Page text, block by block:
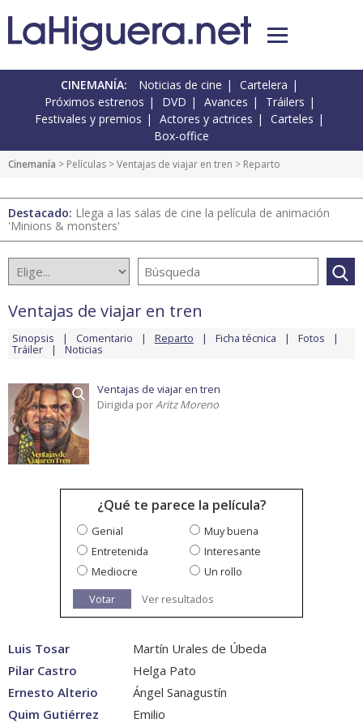
CINEMANÍA: Noticias de cine
Cartelera
Próximos estrenos
DVD Avances
Tráilers
Festivales y premios
Actores y actrices
Carteles
Box-office
Cinemanía > Películas >Ventajas de viajar en tren > Reparto
Destacado: Llega a las salas de cine la película de animación
'Minions & monsters'
Ventajas de viajar en tren
Sinopsis Comentario Reparto Ficha técnica Fotos
Tráiler Noticias
Ventajas de viajar en tren
Dirigida porAritz Moreno
¿Qué te parece la película?
Genial
Muy buena
Entretenida
Interesante
Mediocre
Un rollo
Votar
Ver resultados
Luis Tosar
Martín Urales de Úbeda
Pilar Castro
Helga Pato
Ernesto Alterio
Ángel Sanagustín
Quim Gutiérrez
Emilio